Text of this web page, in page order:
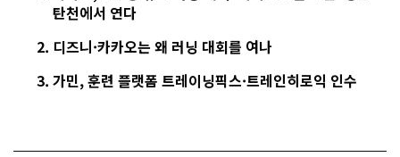
탄천에서 연다
디즈니·카카오는 왜 러닝 대회를 여나
가민, 훈련 플랫폼 트레이닝픽스·트레인히로익 인수